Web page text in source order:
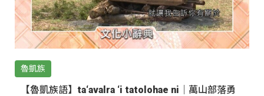
魯凱族
【魯凱族語】ta‘avalra ‘i tatolohae ni｜萬山部落勇